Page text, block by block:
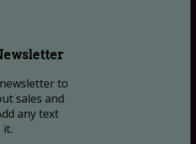
to
sales and
any text
it.